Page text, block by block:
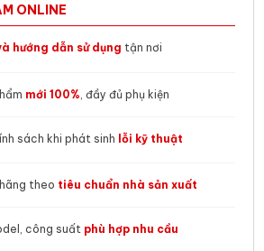
ONLINE
hướng dẫn sử dụng tận nơi
mới 100% , đầy đủ phụ kiện
sách khi phát sinh lỗi kỹ thuật
theo tiêu chuẩn nhà sản xuất
công suất phù hợp nhu cầu